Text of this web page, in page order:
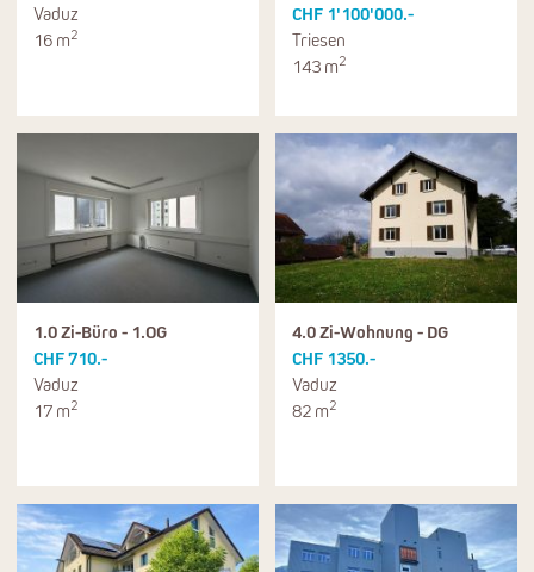
Vaduz
16 m2
CHF 1'100'000.-
Triesen
143 m2
1.0 Zi-Büro - 1.OG
CHF 710.-
Vaduz
17 m2
4.0 Zi-Wohnung - DG
CHF 1350.-
Vaduz
82 m2